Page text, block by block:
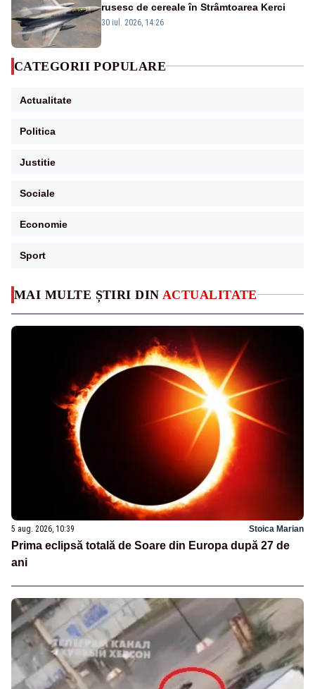
MAI MULTE ȘTIRI DIN ACTUALITATE
5 aug. 2026, 10:39 Stoica Marian
Prima eclipsă totală de Soare din Europa după 27 de
ani
rusesc de cereale în Strâmtoarea Kerci
30 iul. 2026, 14:26
CATEGORII POPULARE
Actualitate
Politica
Justitie
Sociale
Economie
Sport